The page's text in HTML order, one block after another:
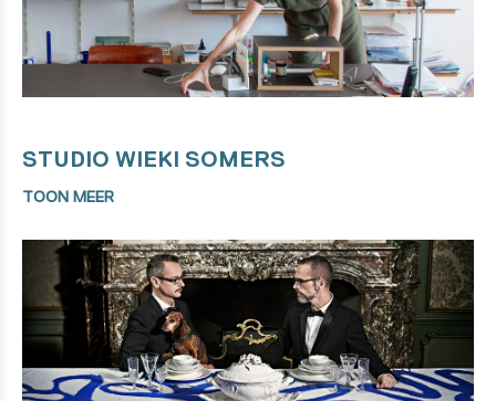
STUDIO WIEKI SOMERS
TOON MEER